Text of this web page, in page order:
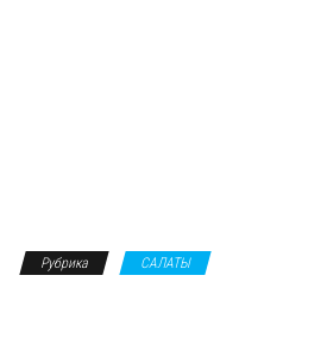
Рубрика САЛАТЫ